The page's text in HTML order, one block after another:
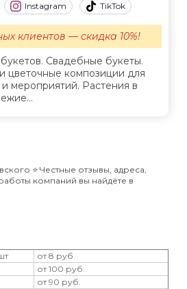
Instagram TikTok
Свадебные букеты.
цветочные композиции для
мероприятий. Растения в
клиентов — скидка 10%!
⭐️ Честные отзывы, адреса,
компаний вы найдёте в
от 8 руб.
от 100 руб.
от 90 руб.